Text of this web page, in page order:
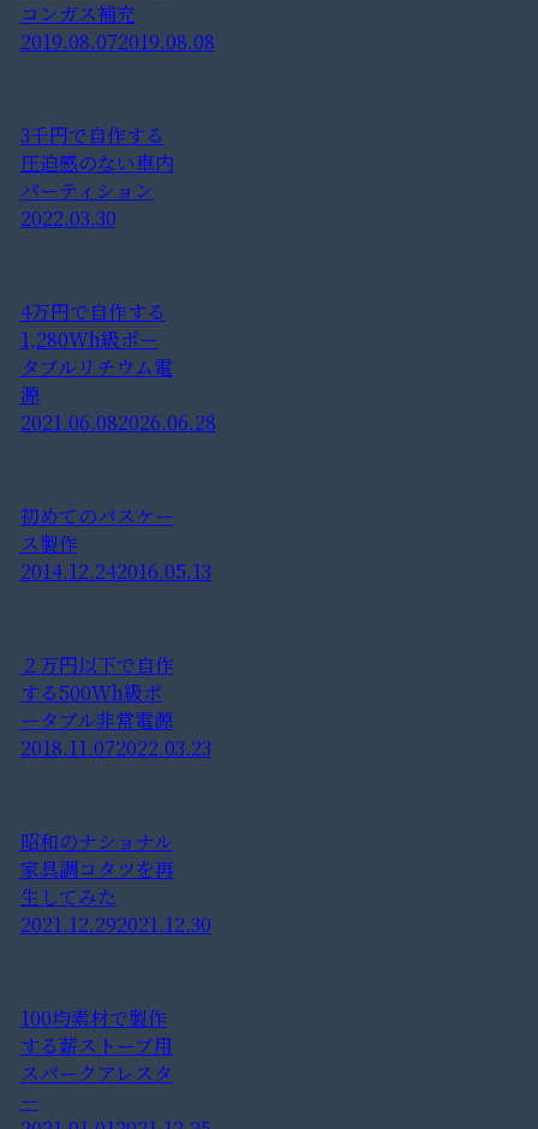
コンガス補充
2019.08.072019.08.08
3千円で自作する
圧迫感のない車内
パーティション
2022.03.30
4万円で自作する
1,280Wh級ポー
タブルリチウム電
源
2021.06.082026.06.28
初めてのパスケー
ス製作
2014.12.242016.05.13
２万円以下で自作
する500Wh級ポ
ータブル非常電源
2018.11.072022.03.23
昭和のナショナル
家具調コタツを再
生してみた
2021.12.292021.12.30
100均素材で製作
する薪ストーブ用
スパークアレスタ
ー